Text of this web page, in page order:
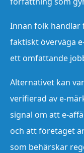
Innan folk
faktiskt överväga
ett omfattande
Alternativet kan
verifierad av e-
signal om att e-
och att företaget
som behärskar